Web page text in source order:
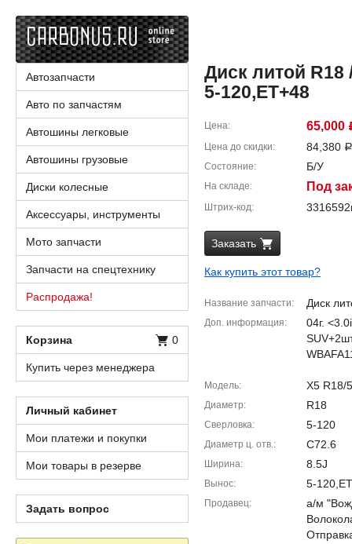
Диск литой R18
5-120,ET+48
Цена 65,000
Цена до скидки 84,380 Р
Состояние Б/У
На складе Под
Штрих-код
Заказать
Как купить этот товар?
Название запчасти Диск
Доп. информация
04г.
Модель X5 R18/
Диаметр R18
Сверловка 5-120
Диаметр ц. отв. C72.6
Ширина 8.5J
Вынос 5-
Продавец
а/м
Автозапчасти
Авто по запчастям
Автошины легковые
Автошины грузовые
Диски колесные
Аксессуары, инструменты
Мото запчасти
Запчасти на спецтехнику
Распродажа!
Корзина 0
Купить через менеджера
Личный кабинет
Мои платежи и покупки
Мои товары в резерве
Задать вопрос